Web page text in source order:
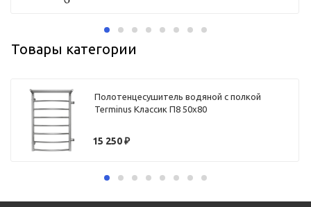
Товары категории
Полотенцесушитель водяной с полкой
Terminus Классик П8 50х80
15 250₽